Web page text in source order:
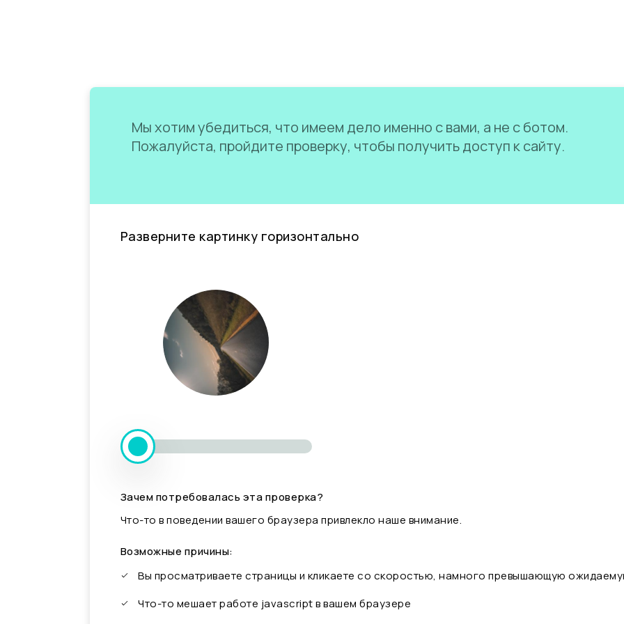
Мы хотим убедиться, что имеем дело именно с вами, а не с ботом.
Пожалуйста, пройдите проверку, чтобы получить доступ к сайту.
Разверните картинку горизонтально
Зачем потребовалась эта проверка?
Что-то в поведении вашего браузера привлекло наше внимание.
Возможные причины:
Вы просматриваете страницы и кликаете со скоростью, намного превышающую
Что-то мешает работе javascript в вашем браузере